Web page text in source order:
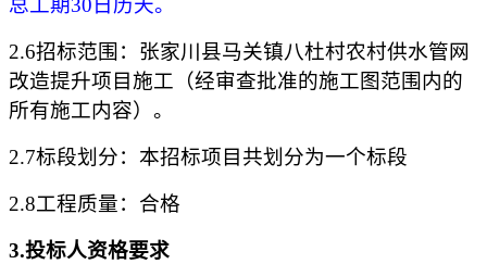
2.6招标范围：张家川县马关镇八杜村农村供水管网
改造提升项目施工（经审查批准的施工图范围内的
所有施工内容）。
2.7标段划分：本招标项目共划分为一个标段
2.8工程质量：合格
3.投标人资格要求